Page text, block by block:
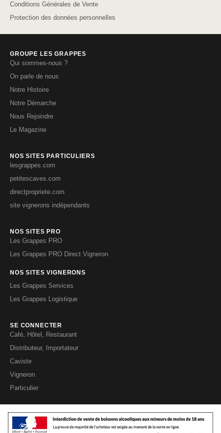
Conditions Générales de Vente
Protection des données personnelles
GROUPE LES GRAPPES
Qui sommes-nous ?
On parle de nous
Notre Histoire
Notre Démarche
Nous Rejoindre
Le Magazine
NOS SITES PARTICULIERS
lesgrappes.com
petitescaves.com
directpropriete.com
site vignerons indépendants
NOS SITES PRO
Les Grappes PRO
Les Grappes PRO Direct Vigneron
NOS SITES VIGNERONS
Les Grappes Services
Les Grappes Logistique
SE CONNECTER
Café, Hôtel, Restaurant
Distributeur, Importateur
Caviste
Vigneron
Particulier